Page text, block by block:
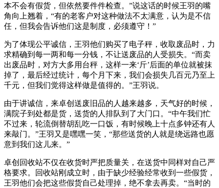
本不会有假货，但依然要件件检查。”说这话的时候王羽的嘴
角向上翘着，“有的老客户对这种做法不太满意，认为是不信
任，但我会告诉他们这是制度，必须遵守！”
为了体现公平诚信，王羽他们购买了电子秤，收取废品时，力
求精确到每一两和每一分钱，不让送废品的人受损失。“而卖
出废品时，对方大多用台秤，这样一来‘斤’后面的单位就被抹
掉了，最后经过统计，每个月下来，我们会损失几百元乃至上
千元，但我们觉得这样做是值得的。”王羽说。
由于讲诚信，来卓创送废旧品的人越来越多，天气好的时候，
满院子到处都是货，送货的人排队到了大门口。“中午我们忙
不过来，轮流倒替胡乱吃一口饭，有时候晚上十点多钟还有人
来敲门。”王羽又是嘿嘿一笑，“那些送货的人就是绕远路也愿
意到我们这儿来。”
卓创回收站不仅在收货时严把质量关，在送货中同样对自己严
格要求。回收站刚成立时，由于缺少经验经常收到一些假货，
王羽他们会把这些假货自己处理掉，绝不拿去再卖。“当时的